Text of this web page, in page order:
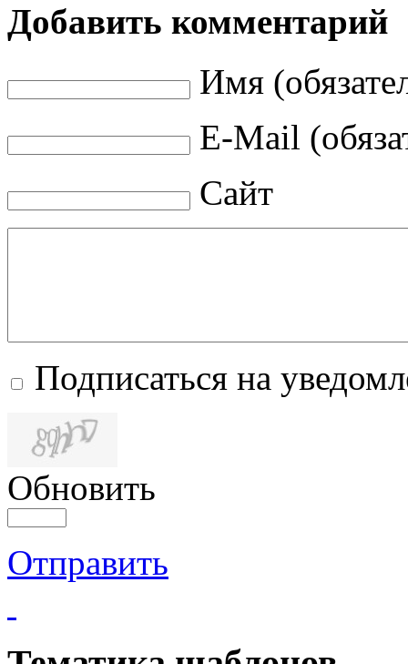
Добавить комментарий
Имя
E-Mail
Сайт
Подписаться на
Обновить
Отправить